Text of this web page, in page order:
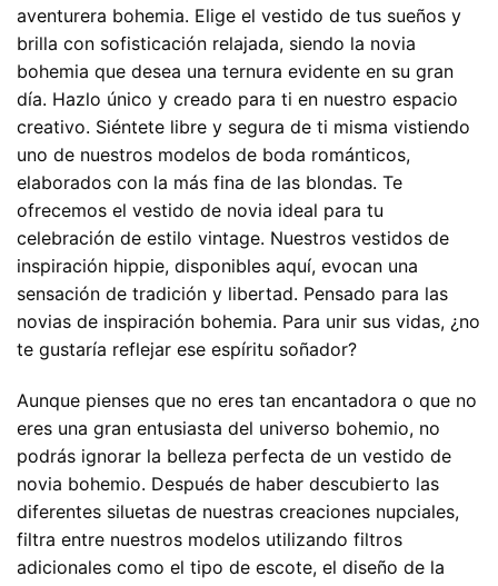
aventurera bohemia. Elige el vestido de tus sueños y
brilla con sofisticación relajada, siendo la novia
bohemia que desea una ternura evidente en su gran
día. Hazlo único y creado para ti en nuestro espacio
creativo. Siéntete libre y segura de ti misma vistiendo
uno de nuestros modelos de boda románticos,
elaborados con la más fina de las blondas. Te
ofrecemos el vestido de novia ideal para tu
celebración de estilo vintage. Nuestros vestidos de
inspiración hippie, disponibles aquí, evocan una
sensación de tradición y libertad. Pensado para las
novias de inspiración bohemia. Para unir sus vidas, ¿no
te gustaría reflejar ese espíritu soñador?
Aunque pienses que no eres tan encantadora o que no
eres una gran entusiasta del universo bohemio, no
podrás ignorar la belleza perfecta de un vestido de
novia bohemio. Después de haber descubierto las
diferentes siluetas de nuestras creaciones nupciales,
filtra entre nuestros modelos utilizando filtros
adicionales como el tipo de escote, el diseño de la